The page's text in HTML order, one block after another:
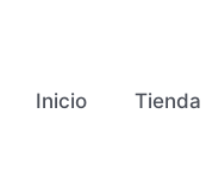
Inicio Tienda